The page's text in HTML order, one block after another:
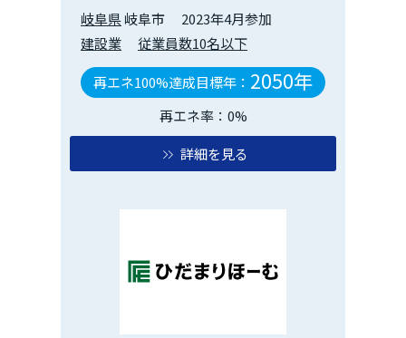
岐阜県岐阜市
2023年4月参加
建設業
従業員数10名以下
再エネ100%達成目標年： 2050年
再エネ率：0%
詳細を見る